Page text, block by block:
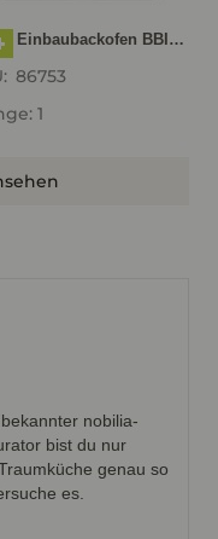
BEKO Einbaubackofen BBIM174N0BE mit Hydrolyse, Schwarz BBIM174N0BE
86753
1
nobilia-
bist du nur
genau so
es.